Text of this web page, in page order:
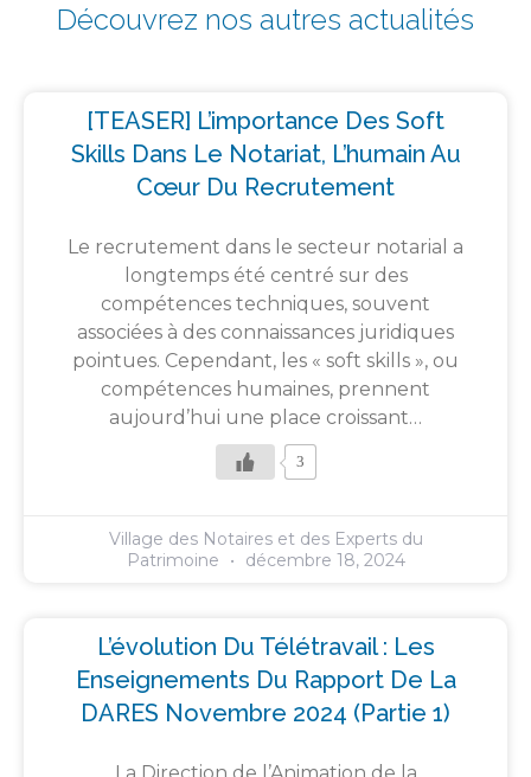
Découvrez nos autres actualités
[TEASER] L’importance Des Soft
Skills Dans Le Notariat, L’humain Au
Cœur Du Recrutement
Le recrutement dans le secteur notarial a
longtemps été centré sur des
compétences techniques, souvent
associées à des connaissances juridiques
pointues. Cependant, les « soft skills », ou
compétences humaines, prennent
aujourd’hui une place croissant…
3
Village des Notaires et des Experts du
Patrimoine
décembre 18, 2024
L’évolution Du Télétravail : Les
Enseignements Du Rapport De La
DARES Novembre 2024 (partie 1)